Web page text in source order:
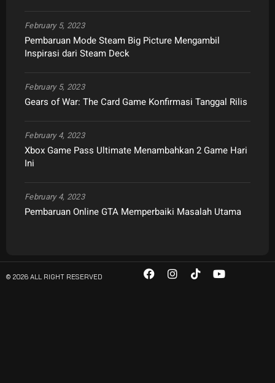
Pembaruan Mode Steam Big Picture Mengambil
Inspirasi dari Steam Deck
February 5, 2023
Gears of War: The Card Game Konfirmasi Tanggal Rilis
February 5, 2023
Xbox Game Pass Ultimate Menambahkan 2 Game Hari
Ini
February 4, 2023
Pembaruan Online GTA Memperbaiki Masalah Utama
February 4, 2023
© 2026 ALL RIGHT RESERVED